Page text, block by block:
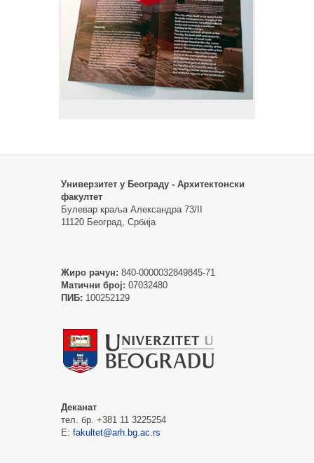
Универзитет у Београду - Архитектонски
факултет
Булевар краља Александра 73/II
11120 Београд, Србија
Жиро рачун: 840-0000032849845-71
Матични број: 07032480
ПИБ: 100252129
Деканат
тел. бр. +381 11 3225254
Е: fakultet@arh.bg.ac.rs